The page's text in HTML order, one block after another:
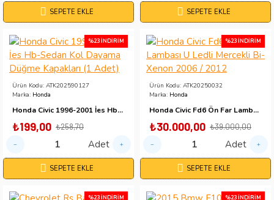
SEPETE EKLE SEPETE EKLE
%23 İNDIRIM
Ürün Kodu: ATK202590127
Marka: Honda
Honda Civic 1996-2001 İes Hb-Sedan Kol Dayama Düğme Kapakları (1 Adet)
₺199,00 ₺258,70
Adet
SEPETE EKLE
%23 İNDIRIM
Ürün Kodu: ATK20250032
Marka: Honda
Honda Civic Fd6 Ön Far Lambası U Ledli Mercekli Bi-Xenon 2006 / 2012
₺30.000,00 ₺39.000,00
Adet
SEPETE EKLE
%23 İNDIRIM %23 İNDIRIM